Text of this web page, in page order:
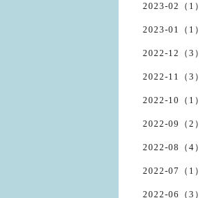
2023-02（1）
2023-01（1）
2022-12（3）
2022-11（3）
2022-10（1）
2022-09（2）
2022-08（4）
2022-07（1）
2022-06（3）